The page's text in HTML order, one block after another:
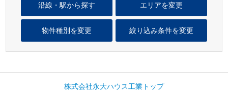
エリアを変更
沿線・駅から探す
物件種別を変更 絞り込み条件を変更
株式会社永大ハウス工業トップ